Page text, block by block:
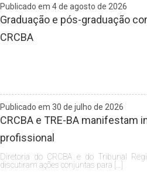
Publicado em 4 de agosto de 2026
Graduação e pós-graduação
CRCBA
Publicado em 30 de julho de 2026
CRCBA e TRE-BA manifestam
profissional
Diretoria do CRCBA e do Tribunal
discutiram ações conjuntas para […]